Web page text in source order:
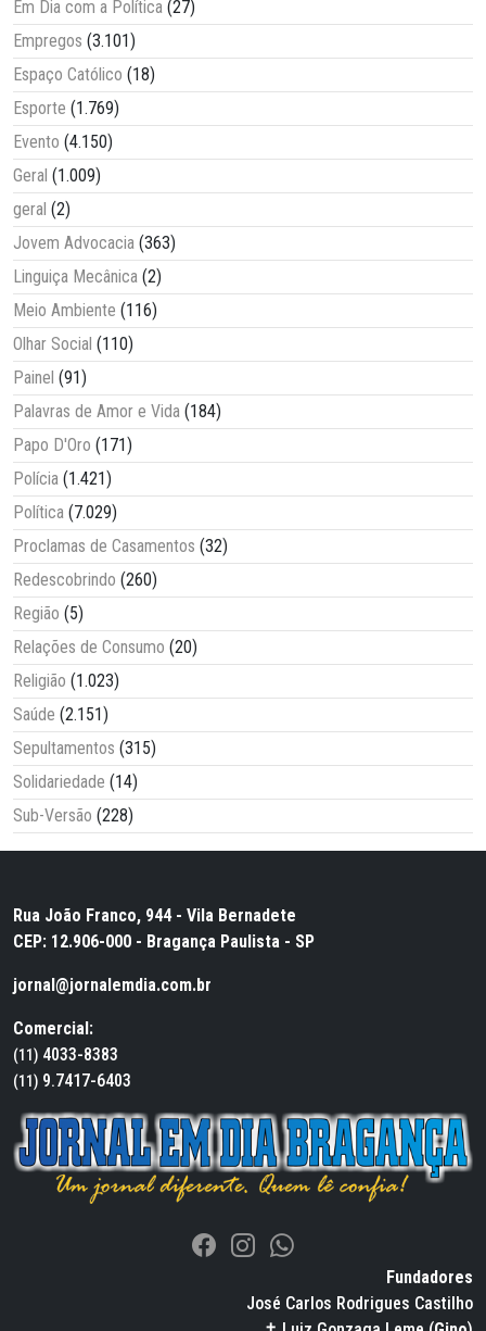
Em Dia com a Política (27)
Empregos (3.101)
Espaço Católico (18)
Esporte (1.769)
Evento (4.150)
Geral (1.009)
geral (2)
Jovem Advocacia (363)
Linguiça Mecânica (2)
Meio Ambiente (116)
Olhar Social (110)
Painel (91)
Palavras de Amor e Vida (184)
Papo D'Oro (171)
Polícia (1.421)
Política (7.029)
Proclamas de Casamentos (32)
Redescobrindo (260)
Região (5)
Relações de Consumo (20)
Religião (1.023)
Saúde (2.151)
Sepultamentos (315)
Solidariedade (14)
Sub-Versão (228)
Rua João Franco, 944 - Vila Bernadete
CEP: 12.906-000 - Bragança Paulista - SP
jornal@jornalemdia.com.br
Comercial:
(11) 4033-8383
(11) 9.7417-6403
Fundadores
José Carlos Rodrigues Castilho